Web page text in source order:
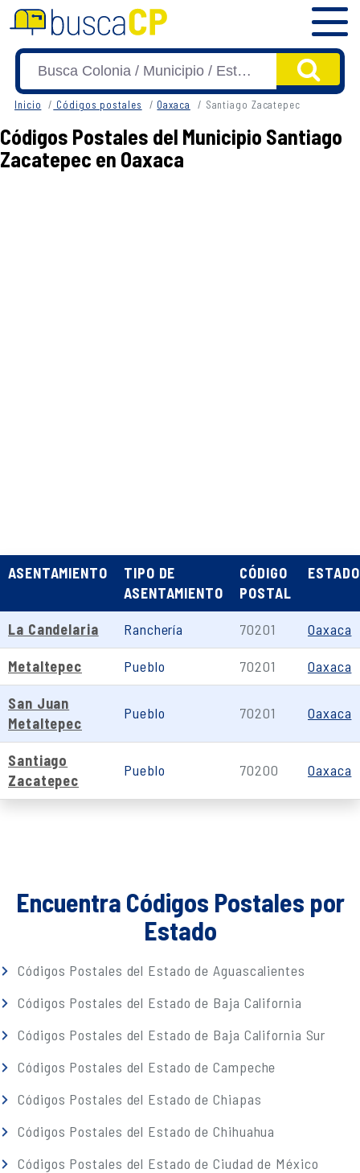
Inicio Códigos postales Oaxaca Santiago Zacatepec
Códigos Postales del Municipio Santiago
Zacatepec en Oaxaca
ASENTAMIENTO
TIPO DE
ASENTAMIENTO
CÓDIGO
POSTAL
ESTADO
La Candelaria Ranchería 70201 Oaxaca
Metaltepec Pueblo 70201 Oaxaca
San Juan
Metaltepec
Pueblo 70201 Oaxaca
Santiago
Zacatepec
Pueblo 70200 Oaxaca
Encuentra Códigos Postales por
Estado
Códigos Postales del Estado de Aguascalientes
Códigos Postales del Estado de Baja California
Códigos Postales del Estado de Baja California Sur
Códigos Postales del Estado de Campeche
Códigos Postales del Estado de Chiapas
Códigos Postales del Estado de Chihuahua
Códigos Postales del Estado de Ciudad de México